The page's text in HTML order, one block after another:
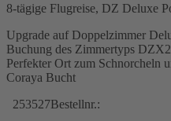
8-tägige Flugreise, DZ Deluxe
Upgrade auf Doppelzimmer
Buchung des Zimmertyps
Perfekter Ort zum Schnorcheln
Coraya Bucht
253527Bestellnr.: